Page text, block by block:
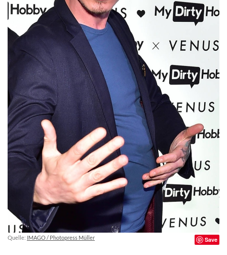
Quelle: IMAGO / Photopress Müller Save